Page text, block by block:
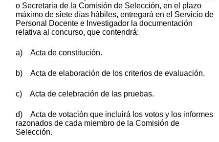
o Secretaria de la Comisión de Selección, en el plazo
máximo de siete días hábiles, entregará en el Servicio de
Personal Docente e Investigador la documentación
relativa al concurso, que contendrá:
a) Acta de constitución.
b) Acta de elaboración de los criterios de evaluación.
c) Acta de celebración de las pruebas.
d) Acta de votación que incluirá los votos y los informes
razonados de cada miembro de la Comisión de
Selección.